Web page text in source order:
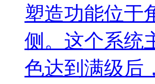
塑造功能位于
侧。这个系统
色达到满级后